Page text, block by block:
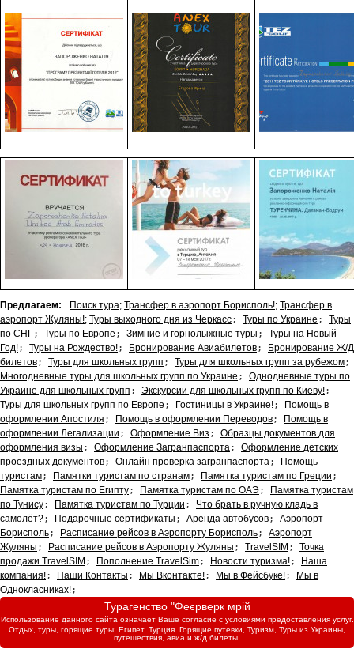
Предлагаем: Поиск тура; Трансфер в аэропорт Борисполь!; Трансфер в
аэропорт Жуляны!; Туры выходного дня из Черкасс; Туры по Украине ; Туры
по СНГ; Туры по Европе ; Зимние и горнолыжные туры ; Туры на Новый
Год!; Туры на Рождество!; Бронирование Авиабилетов;
Бронирование Ж/Д
билетов; Туры для школьных групп ; Туры для школьных групп за рубежом;
Многодневные туры для школьных групп по Украине ; Однодневные туры по
Украине для школьных групп ; Экскурсии для школьных групп по Киеву!;
Туры для школьных групп по Европе ; Гостиницы в Украине!;
Помощь в
оформлении Апостиля ; Помощь в оформлении Переводов;
Помощь в
оформлении Легализации ; Оформление Виз ; Образцы документов для
оформления визы ; Оформление Загранпаспорта; Оформление детских
проездных документов; Онлайн проверка загранпаспорта;
Помощь
туристам; Памятки туристам по странам; Памятка туристам по Греции ;
Памятка туристам по Египту; Памятка туристам по ОАЭ;
Памятка туристам
по Тунису; Памятка туристам по Турции ; Что брать в ручную кладь в
самолёт?; Подарочные сертификаты ; Аренда автобусов; Аэропорт
Борисполь; Расписание рейсов в Аэропорту Борисполь; Аэропорт
Жуляны ; Расписание рейсов в Аэропорту Жуляны ; TravelSIM ; Точка
продажи TravelSIM ; Пополнение TravelSim; Новости туризма!;
Наша
компания!; Наши Контакты ; Мы Вконтакте!; Мы в Фейсбуке!;
Мы в
Однокласниках!;
Турагенство "Феєрверк мрій
Использование данного сайта означает Ваше согласие с условиями предоставления услуг.
Отдых, туры, горящие туры: Египет, Турция. Горящие путевки, Туризм, Туры из Украины,
путешествия, авиа и ж/д билеты.